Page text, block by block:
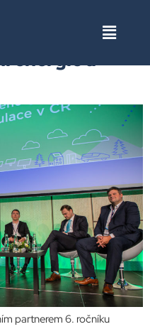
energie a
partnerem 6. ročníku